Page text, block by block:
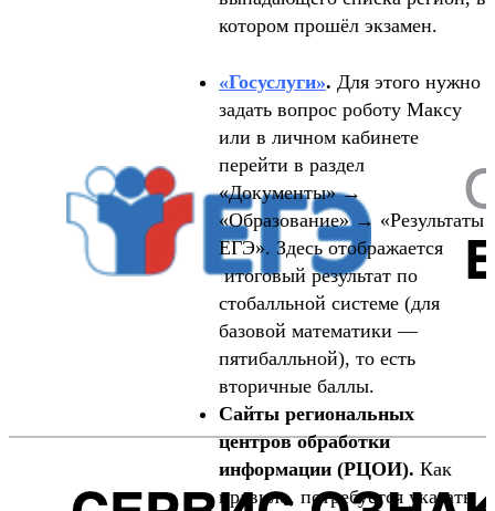
котором прошёл экзамен.
«Госуслуги». Для этого нужно
задать вопрос роботу Максу
или в личном кабинете
перейти в раздел
«Документы» →
«Образование» → «Результаты
ЕГЭ». Здесь отображается
итоговый результат по
стобалльной системе (для
базовой математики —
пятибалльной), то есть
вторичные баллы.
Сайты региональных
центров обработки
информации (РЦОИ). Как
правило, потребуется указать